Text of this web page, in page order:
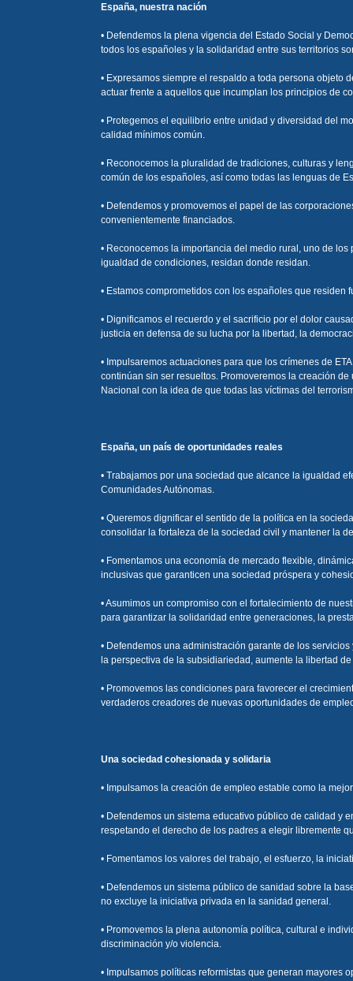
España, nuestra nación
• Defendemos la plena vigencia del Estado Social y
todos los españoles y la solidaridad entre sus territorios
• Expresamos siempre el respaldo a toda persona
actuar frente a aquellos que incumplan los principios de
• Protegemos el equilibrio entre unidad y diversidad del
calidad mínimos común.
• Reconocemos la pluralidad de tradiciones, culturas y
común de los españoles, así como todas las lenguas de
• Defendemos y promovemos el papel de las
convenientemente financiados.
• Reconocemos la importancia del medio rural, uno de
igualdad de condiciones, residan donde residan.
• Estamos comprometidos con los españoles que
• Dignificamos el recuerdo y el sacrificio por el dolor
justicia en defensa de su lucha por la libertad, la
• Impulsaremos actuaciones para que los crímenes de
continúan sin ser resueltos. Promoveremos la creación
Nacional con la idea de que todas las víctimas del
España, un país de oportunidades reales
• Trabajamos por una sociedad que alcance la igualdad
Comunidades Autónomas.
• Queremos dignificar el sentido de la política en la
consolidar la fortaleza de la sociedad civil y mantener la
• Fomentamos una economía de mercado flexible,
inclusivas que garanticen una sociedad próspera y
• Asumimos un compromiso con el fortalecimiento de
para garantizar la solidaridad entre generaciones, la
• Defendemos una administración garante de los
la perspectiva de la subsidiariedad, aumente la libertad
• Promovemos las condiciones para favorecer el
verdaderos creadores de nuevas oportunidades de
Una sociedad cohesionada y solidaria
• Impulsamos la creación de empleo estable como la
• Defendemos un sistema educativo público de calidad y
respetando el derecho de los padres a elegir libremente
• Fomentamos los valores del trabajo, el esfuerzo, la
• Defendemos un sistema público de sanidad sobre la
no excluye la iniciativa privada en la sanidad general.
• Promovemos la plena autonomía política, cultural e
discriminación y/o violencia.
• Impulsamos políticas reformistas que generan mayores